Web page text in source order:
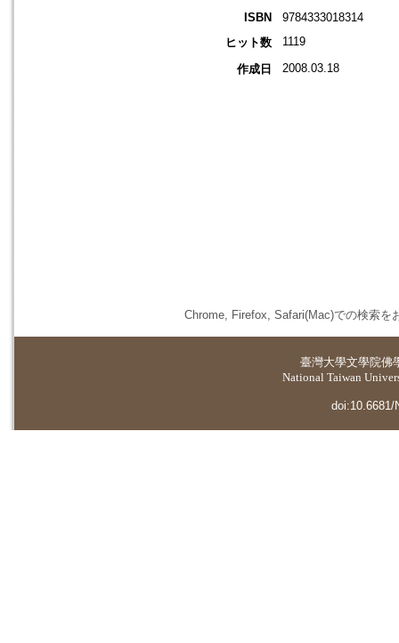
ISBN
9784333018314
ヒット数
1119
作成日 2008.03.18
Chrome, Firefox, Safari(Mac)での検索を
臺灣大學文學院佛
National Taiwan
doi:10.6681/